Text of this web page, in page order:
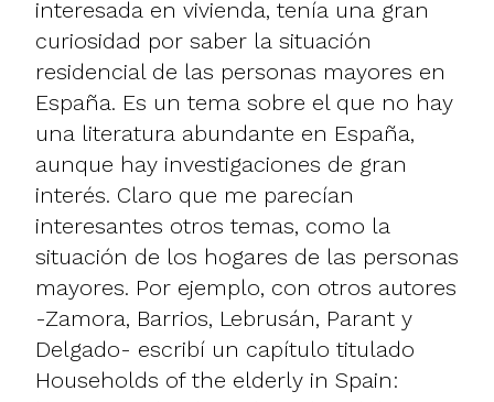
interesada en vivienda, tenía una gran
curiosidad por saber la situación
residencial de las personas mayores en
España. Es un tema sobre el que no hay
una literatura abundante en España,
aunque hay investigaciones de gran
interés. Claro que me parecían
interesantes otros temas, como la
situación de los hogares de las personas
mayores. Por ejemplo, con otros autores
-Zamora, Barrios, Lebrusán, Parant y
Delgado- escribí un capítulo titulado
Households of the elderly in Spain: